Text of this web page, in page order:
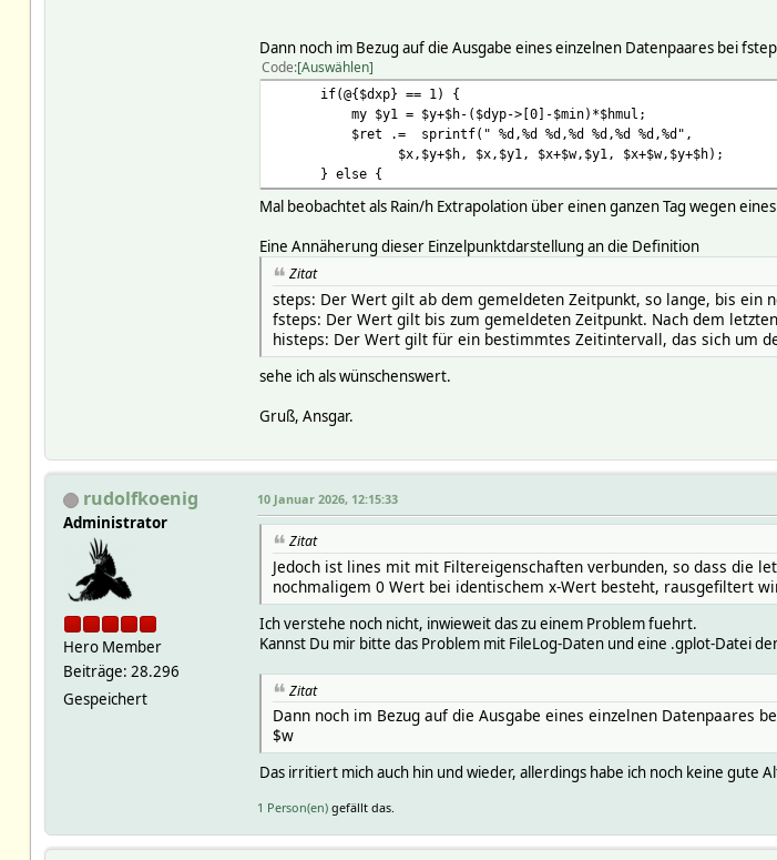
Dann noch im Bezug auf die Ausgabe eines einzelnen Datenpaares bei
Code Auswählen
if(@{$dxp} == 1) {
my $y1 = $y+$h-($dyp->[0]-$min)*$hmul;
$ret .= sprintf(" %d,%d %d,%d %d,%d %d,%d",
$x,$y+$h, $x,$y1, $x+$w,$y1, $x+$w,$y+$h);
} else {
Mal beobachtet als Rain/h Extrapolation über einen ganzen Tag wegen
Eine Annäherung dieser Einzelpunktdarstellung an die Definition
Zitat
steps: Der Wert gilt ab dem gemeldeten Zeitpunkt, so lange, bis
fsteps: Der Wert gilt bis zum gemeldeten Zeitpunkt. Nach dem
histeps: Der Wert gilt für ein bestimmtes Zeitintervall, das sich um
sehe ich als wünschenswert.
Gruß, Ansgar.
rudolfkoenig
Administrator
Hero Member
Beiträge: 28.296
Gespeichert
10 Januar 2026, 12:15:33
Zitat
Jedoch ist lines mit mit Filtereigenschaften verbunden, so dass die
nochmaligem 0 Wert bei identischem x-Wert besteht, rausgefiltert
Ich verstehe noch nicht, inwieweit das zu einem Problem fuehrt.
Kannst Du mir bitte das Problem mit FileLog-Daten und eine .gplot-Datei
Zitat
Dann noch im Bezug auf die Ausgabe eines einzelnen
$w
Das irritiert mich auch hin und wieder, allerdings habe ich noch keine gute
1 Person(en)gefällt das.